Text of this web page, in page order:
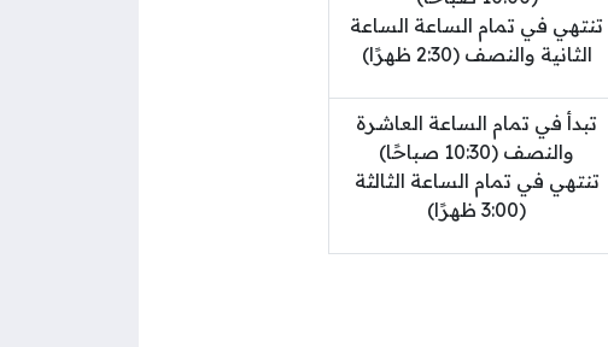
تنتهي في تمام الساعة الساعة
الثانية والنصف (2:30 ظهرًا)
تبدأ في تمام الساعة العاشرة
والنصف (10:30 صباحًا)
تنتهي في تمام الساعة الثالثة
(3:00 ظهرًا)